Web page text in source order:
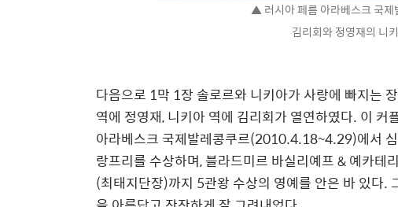
▲ 러시아 페름 아라베스크 국제
김리회와 정영재의 니
다음으로 1막 1장 솔로르와 니키아가 사랑에 빠지는
역에 정영재, 니키아 역에 김리회가 열연하였다. 이
아라베스크 국제발레콩쿠르(2010.4.18~4.29)에서
랑프리를 수상하며, 블라드미르 바실리예프 & 예카테
(최태지단장)까지 5관왕 수상의 영예를 안은 바 있다.